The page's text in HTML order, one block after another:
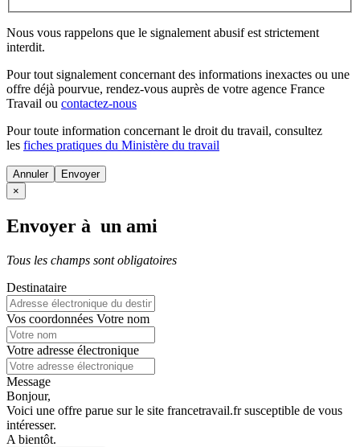
Nous vous rappelons que le signalement abusif est strictement
interdit.
Pour tout signalement concernant des informations inexactes ou une
offre déjà pourvue, rendez-vous auprès de votre agence France
Travail ou contactez-nous
Pour toute information concernant le droit du travail, consultez
les fiches pratiques du Ministère du travail
Annuler
×
Envoyer à un ami
Tous les champs sont obligatoires
Destinataire
Vos coordonnées Votre nom
Votre adresse électronique
Message
Bonjour,
Voici une offre parue sur le site francetravail.fr susceptible de vous
intéresser.
A bientôt.